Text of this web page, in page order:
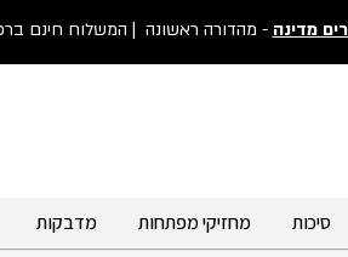
מדינה - מהדורה ראשונה | המשלוח חינם ברכישה
סיכות מחזיקי מפתחות מדבקות